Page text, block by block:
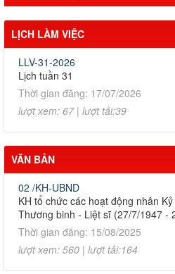
LỊCH LÀM VIỆC
LLV-31-2026
Lịch tuần 31
Thời gian đăng: 17/07/2026
lượt xem: 67 | lượt tải:39
VĂN BẢN
02 /KH-UBND
KH tổ chức các hoạt động nhân
Thương binh - Liệt sĩ (27/7/1947 -
Thời gian đăng: 15/08/2025
lượt xem: 560 | lượt tải:164